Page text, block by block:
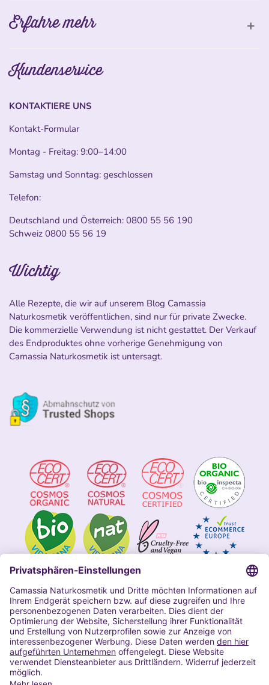
Erfahre mehr
Kundenservice
KONTAKTIERE UNS
Kontakt-Formular
Montag - Freitag: 9:00–14:00
Samstag und Sonntag: geschlossen
Telefon:
Deutschland und Österreich: 0800 55 56 190
Schweiz 0800 55 56 19
Wichtig
Alle Rezepte, die wir auf unserem Blog Camassia
Naturkosmetik veröffentlichen, sind nur für private Zwecke.
Die kommerzielle Verwendung ist nicht gestattet. Der Verkauf
des Endproduktes ohne vorherige Genehmigung von
Camassia Naturkosmetik ist untersagt.
Impressum
Allgemeine Geschäftsbedingungen
Datenschutzerklärung Camassia
Widerrufsbelehrung
Copyright 2020 | Alle Rechte vorbehalten